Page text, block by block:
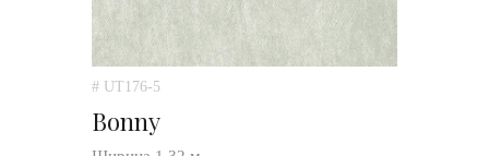
# UT176-5
Bonny